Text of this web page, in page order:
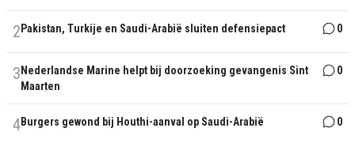
2 Pakistan, Turkije en Saudi-Arabië sluiten defensiepact 0
3 Nederlandse Marine helpt bij doorzoeking gevangenis Sint
Maarten
0
4Burgers gewond bij Houthi-aanval op Saudi-Arabië 0